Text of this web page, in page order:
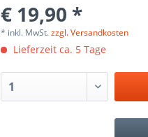
€ 19,90 *
* inkl. MwSt.zzgl. Versandkosten
Lieferzeit ca. 5 Tage